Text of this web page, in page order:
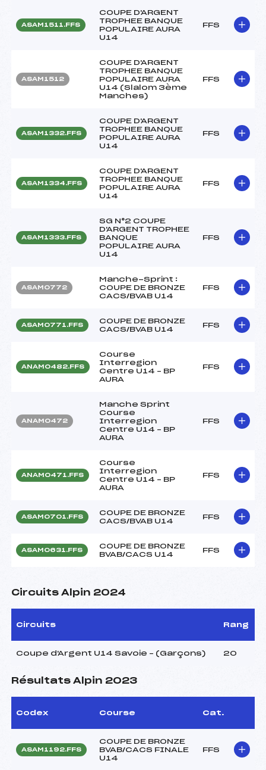
ASAM1511.FFS
COUPE D'ARGENT
TROPHEE BANQUE
POPULAIRE AURA
U14
FFS
ASAM1512
COUPE D'ARGENT
TROPHEE BANQUE
POPULAIRE AURA
U14 (Slalom 3ème
Manches)
FFS
ASAM1332.FFS
COUPE D'ARGENT
TROPHEE BANQUE
POPULAIRE AURA
U14
FFS
ASAM1334.FFS
COUPE D'ARGENT
TROPHEE BANQUE
POPULAIRE AURA
U14
FFS
ASAM1333.FFS
SG N°2 COUPE
D'ARGENT TROPHEE
BANQUE
POPULAIRE AURA
U14
FFS
ASAM0772
Manche-Sprint :
COUPE DE BRONZE
CACS/BVAB U14
FFS
ASAM0771.FFS
COUPE DE BRONZE
CACS/BVAB U14
FFS
ANAM0482.FFS
Course
Interregion
Centre U14 – BP
AURA
FFS
ANAM0472
Manche Sprint
Course
Interregion
Centre U14 – BP
AURA
FFS
ANAM0471.FFS
Course
Interregion
Centre U14 – BP
AURA
FFS
ASAM0701.FFS
COUPE DE BRONZE
CACS/BVAB U14
FFS
ASAM0631.FFS
COUPE DE BRONZE
BVAB/CACS U14
FFS
Circuits Alpin 2024
Circuits Rang
Coupe d'Argent U14 Savoie – (Garçons) 20
Résultats Alpin 2023
Codex Course Cat.
ASAM1192.FFS
COUPE DE BRONZE
BVAB/CACS FINALE
U14
FFS